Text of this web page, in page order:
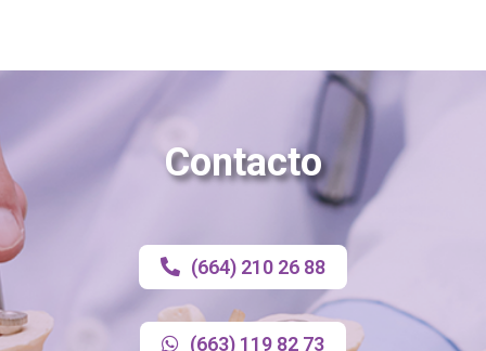
Contacto
(664) 210 26 88
(663) 119 82 73